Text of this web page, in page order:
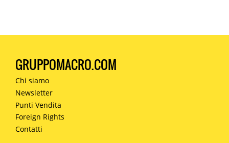
GRUPPOMACRO.COM
Chi siamo
Newsletter
Punti Vendita
Foreign Rights
Contatti